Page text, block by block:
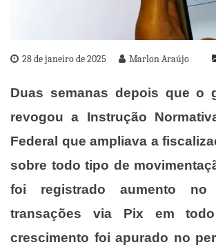
28 de janeiro de 2025 Marlon Araújo
Duas semanas depois que o
revogou a Instrução
Federal que ampliava a
sobre todo tipo de
foi registrado aumento no
transações via Pix em
crescimento foi apurado no